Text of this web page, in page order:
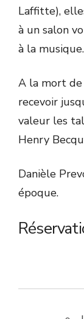
Laffitte),
à un salon
à la musique.
A la mort de
recevoir
valeur les
Henry
Danièle
époque.